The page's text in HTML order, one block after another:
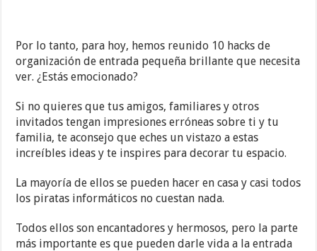
Por lo tanto, para hoy, hemos reunido 10 hacks de
organización de entrada pequeña brillante que necesita
ver. ¿Estás emocionado?
Si no quieres que tus amigos, familiares y otros
invitados tengan impresiones erróneas sobre ti y tu
familia, te aconsejo que eches un vistazo a estas
increíbles ideas y te inspires para decorar tu espacio.
La mayoría de ellos se pueden hacer en casa y casi todos
los piratas informáticos no cuestan nada.
Todos ellos son encantadores y hermosos, pero la parte
más importante es que pueden darle vida a la entrada